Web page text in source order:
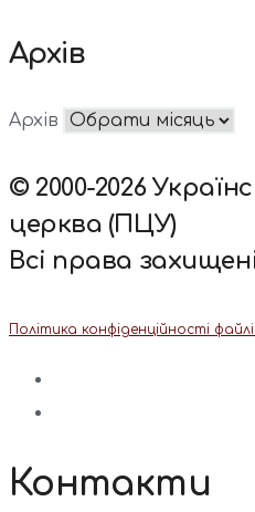
Архів
Архів
© 2000-2026
церква (ПЦУ)
Всі права
Політика конфіденційності
Контакти